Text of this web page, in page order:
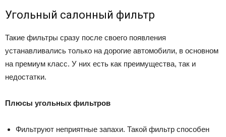
Угольный салонный фильтр
Такие фильтры сразу после своего появления
устанавливались только на дорогие автомобили, в основном
на премиум класс. У них есть как преимущества, так и
недостатки.
Плюсы угольных фильтров
Фильтруют неприятные запахи. Такой фильтр способен